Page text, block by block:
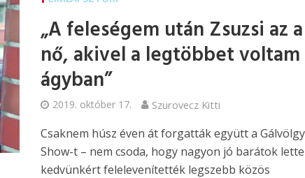
„A feleségem után Zsuzsi az a
nő, akivel a legtöbbet voltam
ágyban”
2019. október 17. Szurovecz Kitti
Csaknem húsz éven át forgatták együtt a
Show-t – nem csoda, hogy nagyon jó barátok
kedvünkért felelevenítették legszebb közös